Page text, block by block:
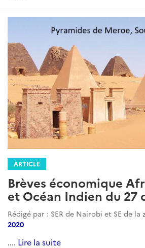
ARTICLE
Brèves économique
et Océan Indien du 27
Rédigé par : SER de Nairobi et SE de la
2020
.... Lire la suite